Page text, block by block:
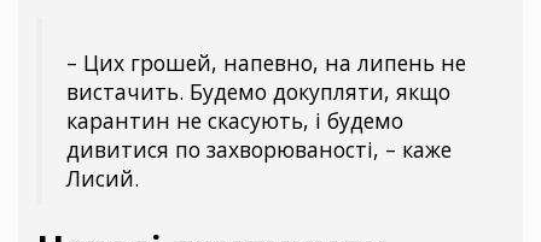
– Цих грошей, напевно, на липень не
вистачить. Будемо докупляти, якщо
карантин не скасують, і будемо
дивитися по захворюваності, – каже
Лисий.